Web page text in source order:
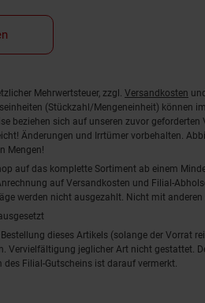
Mehrwertsteuer, zzgl. Versandkosten
(Stückzahl/Mengeneinheit) können
beziehen sich auf unseren zuvor geforderten
Änderungen und Irrtümer vorbehalten.
Mengen!
auf das komplette Sortiment ab einem
auf Versandkosten und Filial-
werden nicht ausgezahlt. Nicht mit
dieses Artikels (solange der Vorrat
Vervielfältigung jeglicher Art nicht gestattet.
des Filial-Gutscheins ist darauf vermerkt.